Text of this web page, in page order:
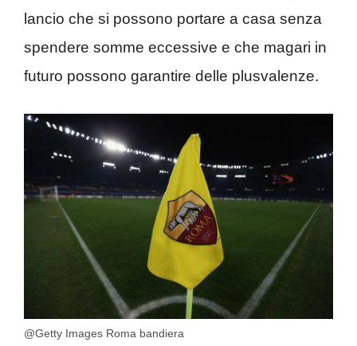
lancio che si possono portare a casa senza
spendere somme eccessive e che magari in
futuro possono garantire delle plusvalenze.
@Getty Images Roma bandiera